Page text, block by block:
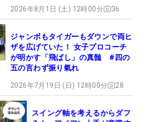
2026年8月1日 (土) 12時00分 36
ジャンボもタイガーもダウンで両ヒ
ザを広げていた！ 女子プロコーチ
が明かす「飛ばし」の真髄 #四の
五の言わず振り氣れ
2026年7月19日 (日) 12時00分 28
スイング軸を考えるからダフ